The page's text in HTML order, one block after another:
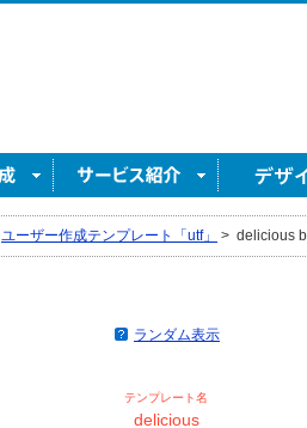
ユーザー作成テンプレート「utf」 > delicious
ランダム表示
テンプレート名
delicious